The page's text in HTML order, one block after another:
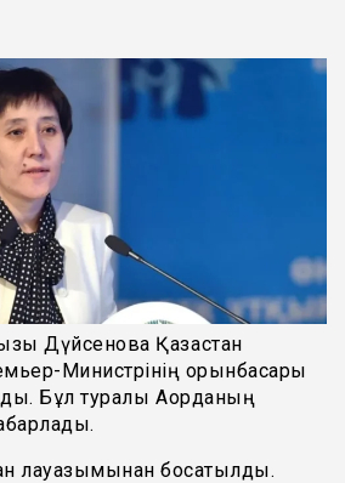
Дүйсенова Қазақстан
Министрінің орынбасары
Бұл туралы Ақорданың
лауазымынан босатылды.